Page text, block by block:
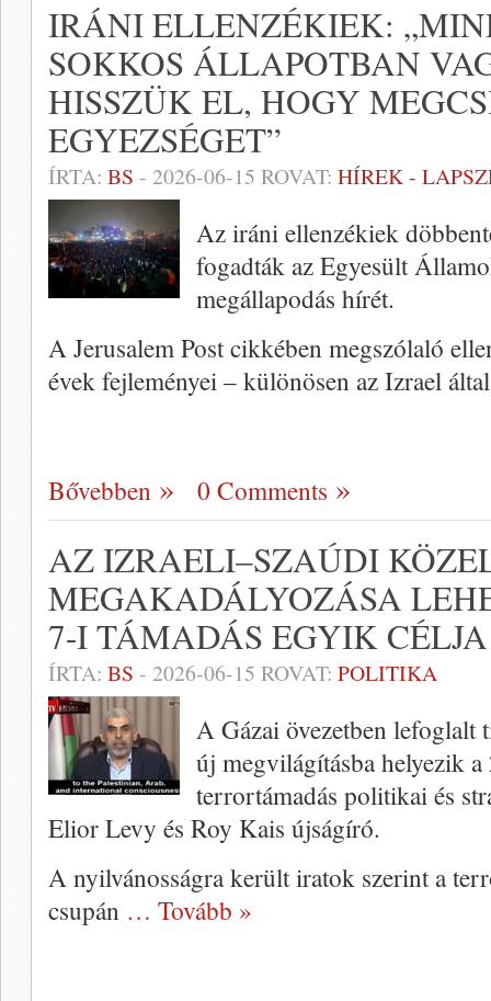
IRÁNI ELLENZÉKIEK:
SOKKOS ÁLLAPOTBAN
HISSZÜK EL, HOGY
EGYEZSÉGET”
ÍRTA: BS - 2026-06-15 ROVAT: HÍREK -
Az iráni ellenzékiek
fogadták az Egyesült
megállapodás hírét.
A Jerusalem Post cikkében megszólaló
évek fejleményei – különösen az Izrael
Bővebben 0 Comments
AZ IZRAELI–SZAÚDI
MEGAKADÁLYOZÁSA
7-I TÁMADÁS EGYIK CÉLJA
ÍRTA: BS - 2026-06-15 ROVAT: POLITIKA
A Gázai övezetben lefoglalt
új megvilágításba helyezik
terrortámadás politikai és
Elior Levy és Roy Kais újságíró.
A nyilvánosságra került iratok szerint a
csupán … Tovább »